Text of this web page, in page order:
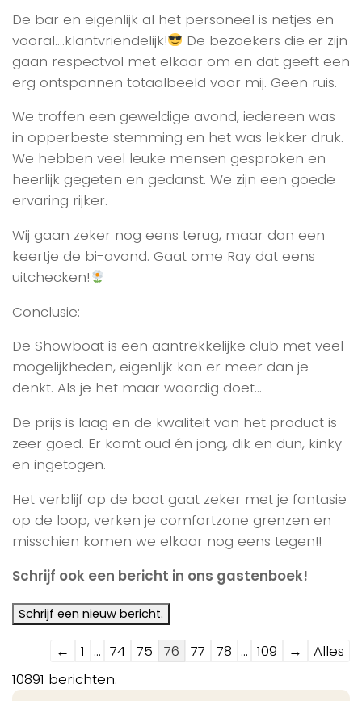
De bar en eigenlijk al het personeel is netjes en
vooral….klantvriendelijk!
De bezoekers die er zijn
gaan respectvol met elkaar om en dat geeft een
erg ontspannen totaalbeeld voor mij. Geen ruis.
We troffen een geweldige avond, iedereen was
in opperbeste stemming en het was lekker druk.
We hebben veel leuke mensen gesproken en
heerlijk gegeten en gedanst. We zijn een goede
ervaring rijker.
Wij gaan zeker nog eens terug, maar dan een
keertje de bi-avond. Gaat ome Ray dat eens
uitchecken!
Conclusie:
De Showboat is een aantrekkelijke club met veel
mogelijkheden, eigenlijk kan er meer dan je
denkt. Als je het maar waardig doet…
De prijs is laag en de kwaliteit van het product is
zeer goed. Er komt oud én jong, dik en dun, kinky
en ingetogen.
Het verblijf op de boot gaat zeker met je fantasie
op de loop, verken je comfortzone grenzen en
misschien komen we elkaar nog eens tegen!!
Schrijf ook een bericht in ons gastenboek!
Navigatie
door
de
← 1 ... 74 75 76 77 78 ... 109 →
Alles
10891 berichten.